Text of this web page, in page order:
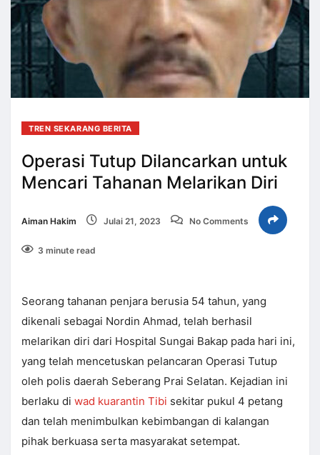
TREN SEKARANG BERITA
Operasi Tutup Dilancarkan untuk
Mencari Tahanan Melarikan Diri
Aiman Hakim Julai 21, 2023 No Comments
3 minute read
Seorang tahanan penjara berusia 54 tahun, yang
dikenali sebagai Nordin Ahmad, telah berhasil
melarikan diri dari Hospital Sungai Bakap pada hari ini,
yang telah mencetuskan pelancaran Operasi Tutup
oleh polis daerah Seberang Prai Selatan. Kejadian ini
berlaku di wad kuarantin Tibi sekitar pukul 4 petang
dan telah menimbulkan kebimbangan di kalangan
pihak berkuasa serta masyarakat setempat.